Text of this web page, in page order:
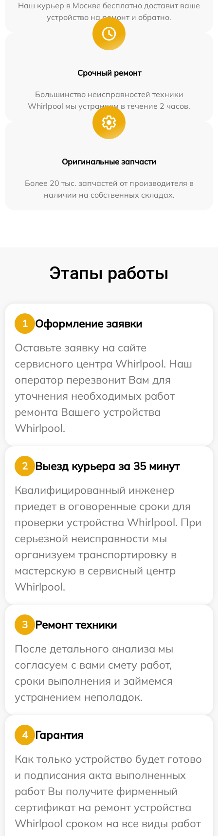
Наш курьер в Москве бесплатно доставит ваше
устройство на ремонт и обратно.
Срочный ремонт
Большинство неисправностей техники
Whirlpool мы устраняем в течение 2 часов.
Оригинальные запчасти
Более 20 тыс. запчастей от производителя в
наличии на собственных складах.
Этапы работы
1
Оформление заявки
Оставьте заявку на сайте
сервисного центра Whirlpool. Наш
оператор перезвонит Вам для
уточнения необходимых работ
ремонта Вашего устройства
Whirlpool.
2
Выезд курьера за 35 минут
Квалифицированный инженер
приедет в оговоренные сроки для
проверки устройства Whirlpool. При
серьезной неисправности мы
организуем транспортировку в
мастерскую в сервисный центр
Whirlpool.
3
Ремонт техники
После детального анализа мы
согласуем с вами смету работ,
сроки выполнения и займемся
устранением неполадок.
4
Гарантия
Как только устройство будет готово
и подписания акта выполненных
работ Вы получите фирменный
сертификат на ремонт устройства
Whirlpool сроком на все виды работ